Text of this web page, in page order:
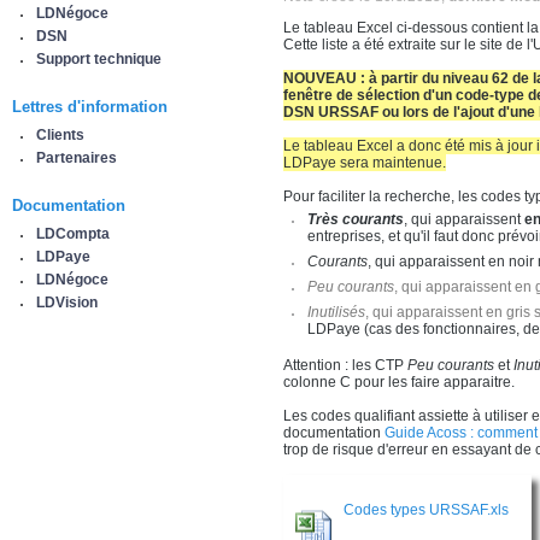
LDNégoce
DSN
Support technique
Lettres d'information
Clients
Partenaires
Documentation
LDCompta
LDPaye
LDNégoce
LDVision
Le tableau Excel ci-dessous contient
Cette liste a été extraite sur le site de
NOUVEAU : à partir du niveau 62
fenêtre de sélection d'un code-type
DSN URSSAF ou lors de l'ajout
Le tableau Excel a donc été mis à
LDPaye sera maintenue.
Pour faciliter la recherche, les codes
Très courants, qui apparaissent
entreprises, et qu'il faut donc
Courants, qui apparaissent en noir
Peu courants, qui apparaissent en
Inutilisés, qui apparaissent en gris
LDPaye (cas des fonctionnaires,
Attention : les CTP Peu courants et
colonne C pour les faire apparaitre.
Les codes qualifiant assiette à utiliser
documentation Guide Acoss :
trop de risque d'erreur en essayant
Codes types URSSAF.xls